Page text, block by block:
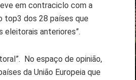
em contraciclo com a
top3 dos 28 países que
eleitorais anteriores”.
No espaço de opinião,
da União Europeia que